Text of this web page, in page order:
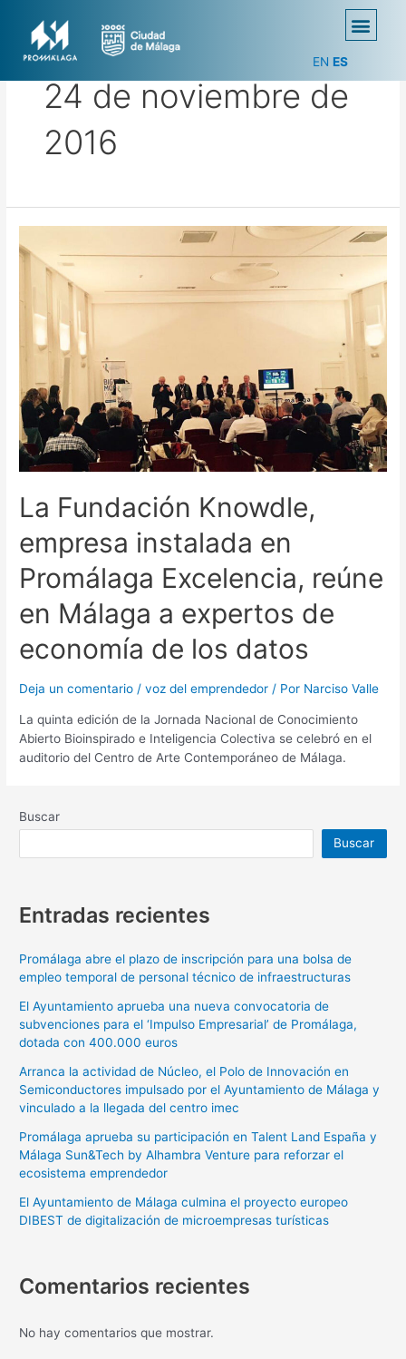
EN ES
24 de noviembre de
2016
La Fundación Knowdle,
empresa instalada en
Promálaga Excelencia, reúne
en Málaga a expertos de
economía de los datos
Deja un comentario /voz del emprendedor / Por Narciso Valle
La quinta edición de la Jornada Nacional de Conocimiento
Abierto Bioinspirado e Inteligencia Colectiva se celebró en el
auditorio del Centro de Arte Contemporáneo de Málaga.
Buscar
Buscar
Entradas recientes
Promálaga abre el plazo de inscripción para una bolsa de
empleo temporal de personal técnico de infraestructuras
El Ayuntamiento aprueba una nueva convocatoria de
subvenciones para el ‘Impulso Empresarial’ de Promálaga,
dotada con 400.000 euros
Arranca la actividad de Núcleo, el Polo de Innovación en
Semiconductores impulsado por el Ayuntamiento de Málaga y
vinculado a la llegada del centro imec
Promálaga aprueba su participación en Talent Land España y
Málaga Sun&Tech by Alhambra Venture para reforzar el
ecosistema emprendedor
El Ayuntamiento de Málaga culmina el proyecto europeo
DIBEST de digitalización de microempresas turísticas
Comentarios recientes
No hay comentarios que mostrar.